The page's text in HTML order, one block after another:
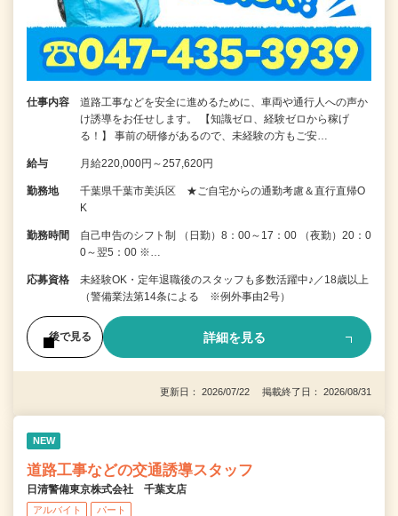
仕事内容
道路工事などを安全に進めるために、車両や通行人への声か
け誘導をお任せします。 【知識ゼロ、経験ゼロから稼げ
る！】 事前の研修があるので、未経験の方もご安…
給与 月給220,000円～257,620円
勤務地
千葉県千葉市美浜区 ★ご自宅からの通勤考慮＆直行直帰O
K
勤務時間
自己申告のシフト制 （日勤）8：00～17：00 （夜勤）20：0
0～翌5：00 ※…
応募資格
未経験OK・定年退職後のスタッフも多数活躍中♪／18歳以上
（警備業法第14条による ※例外事由2号）
後で見る 詳細を見る
更新日： 2026/07/22 掲載終了日： 2026/08/31
NEW
道路工事などの交通誘導スタッフ
日清警備東京株式会社 千葉支店
アルバイト パート